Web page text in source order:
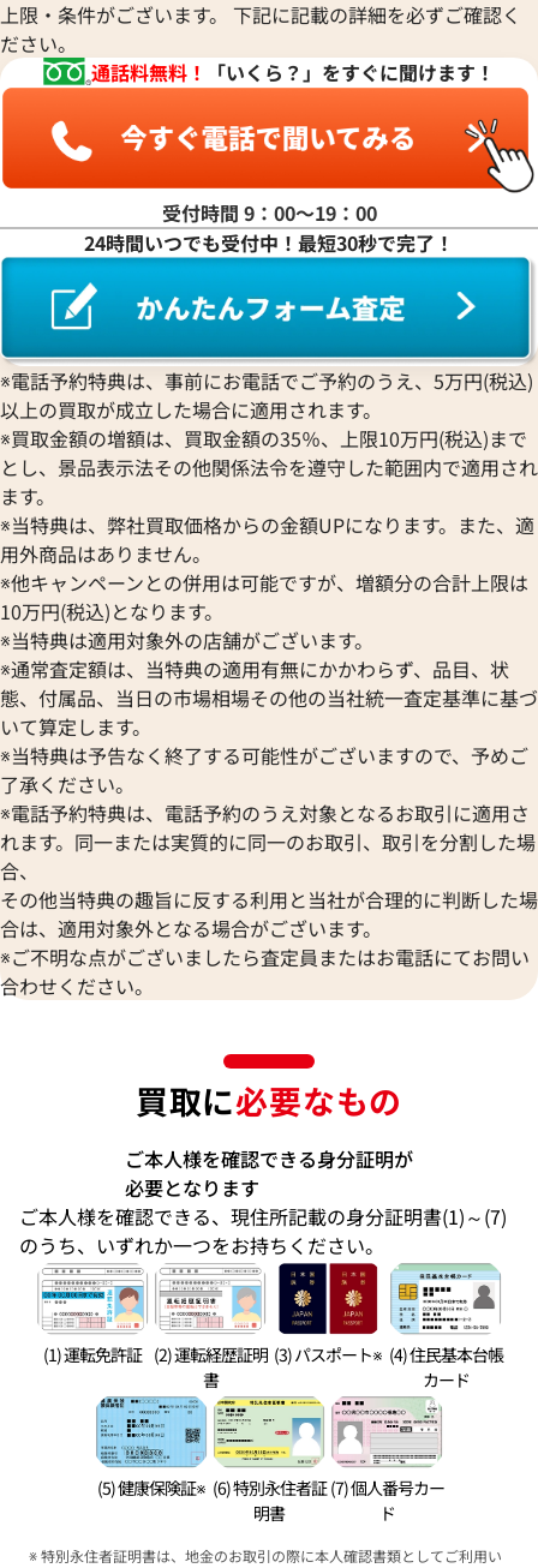
マ行
ヤ行
ワ行
上限・条件がございます。 下記に記載の詳細を必ずご確認く
ださい。
通話料無料！
「いくら？」をすぐに聞けます！
受付時間 9：00〜19：00
24時間いつでも受付中！最短30秒で完了！
※電話予約特典は、事前にお電話でご予約のうえ、5万円(税込)
以上の買取が成立した場合に適用されます。
※買取金額の増額は、買取金額の35％、上限10万円(税込)まで
とし、景品表示法その他関係法令を遵守した範囲内で適用され
ます。
※当特典は、弊社買取価格からの金額UPになります。また、適
用外商品はありません。
※他キャンペーンとの併用は可能ですが、増額分の合計上限は
10万円(税込)となります。
※当特典は適用対象外の店舗がございます。
※通常査定額は、当特典の適用有無にかかわらず、品目、状
態、付属品、当日の市場相場その他の当社統一査定基準に基づ
いて算定します。
※当特典は予告なく終了する可能性がございますので、予めご
了承ください。
※電話予約特典は、電話予約のうえ対象となるお取引に適用さ
れます。同一または実質的に同一のお取引、取引を分割した場
合、
その他当特典の趣旨に反する利用と当社が合理的に判断した場
合は、適用対象外となる場合がございます。
※ご不明な点がございましたら査定員またはお電話にてお問い
合わせください。
買取に必要なもの
ご本人様を確認できる身分証明が
必要となります
ご本人様を確認できる、現住所記載の身分証明書(1)～(7)
のうち、いずれか一つをお持ちください。
(1) 運転免許証 (2) 運転経歴証明
書
(3) パスポート※ (4) 住民基本台帳
カード
(5) 健康保険証※ (6) 特別永住者証
明書
(7) 個人番号カー
ド
特別永住者証明書は、地金のお取引の際に本人確認書類としてご利用い